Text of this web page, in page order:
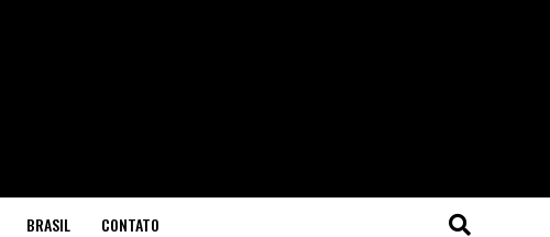
BRASIL CONTATO